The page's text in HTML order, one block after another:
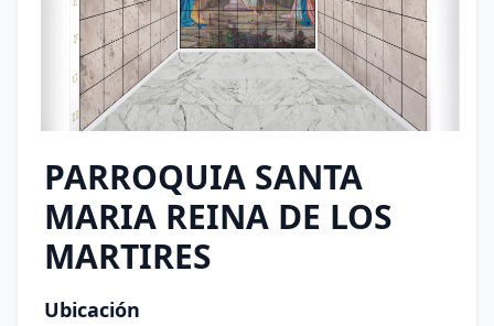
PARROQUIA SANTA
MARIA REINA DE LOS
MARTIRES
Ubicación